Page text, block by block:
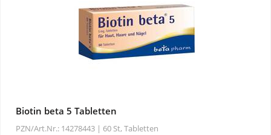
Biotin beta 5 Tabletten
PZN/Art.Nr.: 14278443 | 60 St, Tabletten